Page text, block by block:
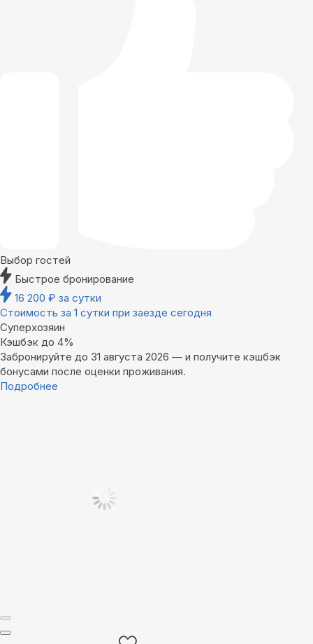
Выбор гостей
Быстрое бронирование
16 200 ₽ за сутки
Стоимость за 1 сутки при заезде сегодня
Суперхозяин
Кэшбэк до 4%
Забронируйте до 31 августа 2026 — и получите кэшбэк
бонусами после оценки проживания.
Подробнее